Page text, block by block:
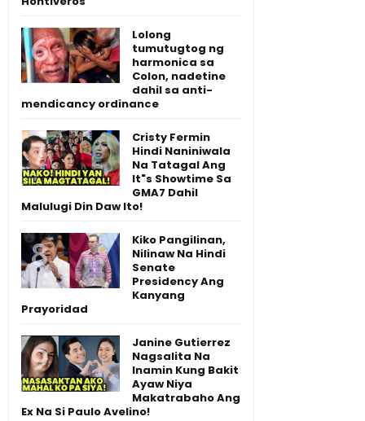
Lolong
tumutugtog ng
harmonica sa
Colon, nadetine
dahil sa anti-
mendicancy ordinance
Cristy Fermin
Hindi Naniniwala
Na Tatagal Ang
It"s Showtime Sa
GMA7 Dahil
Malulugi Din Daw Ito!
Kiko Pangilinan,
Nilinaw Na Hindi
Senate
Presidency Ang
Kanyang
Prayoridad
Janine Gutierrez
Nagsalita Na
Inamin Kung Bakit
Ayaw Niya
Makatrabaho Ang
Ex Na Si Paulo Avelino!